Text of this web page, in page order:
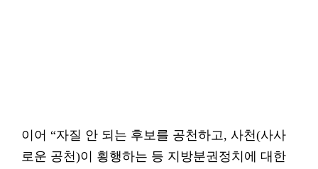
이어 “자질 안 되는 후보를 공천하고, 사천(사사
로운 공천)이 횡행하는 등 지방분권정치에 대한